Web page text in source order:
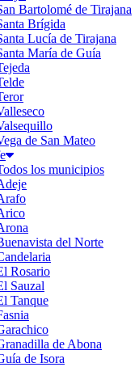
Bartolomé de Tirajana
Brígida
Lucía de Tirajana
María de Guía
de San Mateo
los municipios
del Norte
Rosario
Sauzal
Tanque
de Abona
de Isora